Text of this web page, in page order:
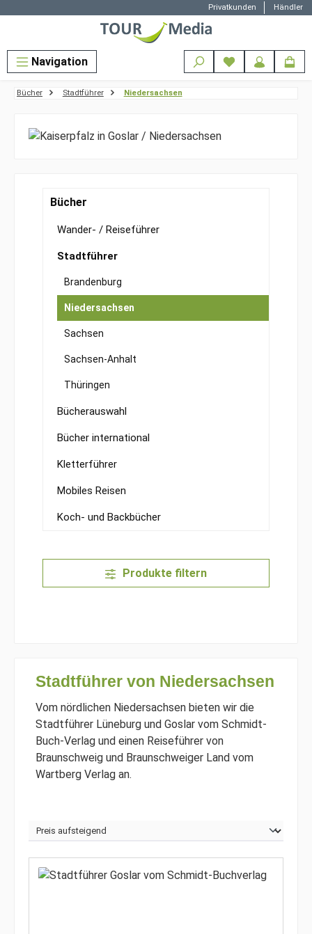
Zum Hauptinhalt springen Privatkunden Händler
Navigation
Bücher Stadtführer Niedersachsen
Bücher
Wander- / Reiseführer
Stadtführer
Brandenburg
Niedersachsen
Sachsen
Sachsen-Anhalt
Thüringen
Bücherauswahl
Bücher international
Kletterführer
Mobiles Reisen
Koch- und Backbücher
Produkte filtern
Stadtführer von Niedersachsen
Vom nördlichen Niedersachsen bieten wir die
Stadtführer Lüneburg und Goslar vom Schmidt-
Buch-Verlag und einen Reiseführer von
Braunschweig und Braunschweiger Land vom
Wartberg Verlag an.